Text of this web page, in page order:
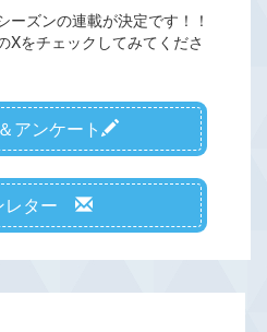
ズンの連載が決定です！！
Xをチェックしてみてくださ
アンケート
レター